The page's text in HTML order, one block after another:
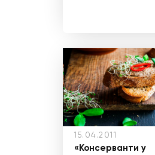
15.04.2011
«Консерванти у